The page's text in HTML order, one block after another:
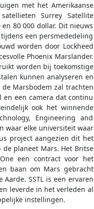
met het Amerikaanse
Surrey Satellite
80 000 dollar. Dit nieuws
een persmededeling
worden door Lockheed
Phoenix Marslander.
worden bij toekomstige
kunnen analyseren en
Marsbodem zal trachten
en een camera dat continu
ook het winnende
Engineering and
waar elke universiteit waar
project aangezien dit het
planeet Mars. Het Britse
een contract voor het
baan om Mars gebracht
SSTL is een ervaren
leverde in het verleden al
instellingen.